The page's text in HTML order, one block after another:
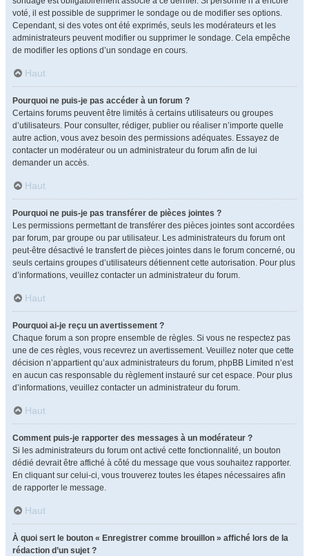
voté, il est possible de supprimer le sondage ou de modifier ses options.
Cependant, si des votes ont été exprimés, seuls les modérateurs et les
administrateurs peuvent modifier ou supprimer le sondage. Cela empêche
de modifier les options d’un sondage en cours.
Haut
Pourquoi ne puis-je pas accéder à un forum ?
Certains forums peuvent être limités à certains utilisateurs ou groupes
d’utilisateurs. Pour consulter, rédiger, publier ou réaliser n’importe quelle
autre action, vous avez besoin des permissions adéquates. Essayez de
contacter un modérateur ou un administrateur du forum afin de lui
demander un accès.
Haut
Pourquoi ne puis-je pas transférer de pièces jointes ?
Les permissions permettant de transférer des pièces jointes sont accordées
par forum, par groupe ou par utilisateur. Les administrateurs du forum ont
peut-être désactivé le transfert de pièces jointes dans le forum concerné, ou
seuls certains groupes d’utilisateurs détiennent cette autorisation. Pour plus
d’informations, veuillez contacter un administrateur du forum.
Haut
Pourquoi ai-je reçu un avertissement ?
Chaque forum a son propre ensemble de règles. Si vous ne respectez pas
une de ces règles, vous recevrez un avertissement. Veuillez noter que cette
décision n’appartient qu’aux administrateurs du forum, phpBB Limited n’est
en aucun cas responsable du règlement instauré sur cet espace. Pour plus
d’informations, veuillez contacter un administrateur du forum.
Haut
Comment puis-je rapporter des messages à un modérateur ?
Si les administrateurs du forum ont activé cette fonctionnalité, un bouton
dédié devrait être affiché à côté du message que vous souhaitez rapporter.
En cliquant sur celui-ci, vous trouverez toutes les étapes nécessaires afin
de rapporter le message.
Haut
À quoi sert le bouton « Enregistrer comme brouillon » affiché lors de la
rédaction d’un sujet ?